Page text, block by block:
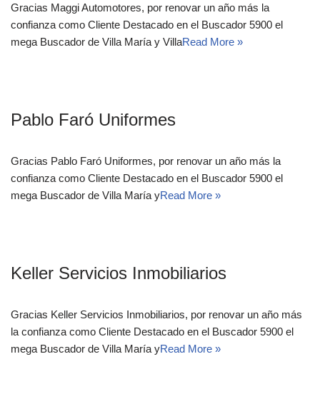
Gracias Maggi Automotores, por renovar un año más la
confianza como Cliente Destacado en el Buscador 5900 el
mega Buscador de Villa María y VillaRead More »
Pablo Faró Uniformes
Gracias Pablo Faró Uniformes, por renovar un año más la
confianza como Cliente Destacado en el Buscador 5900 el
mega Buscador de Villa María yRead More »
Keller Servicios Inmobiliarios
Gracias Keller Servicios Inmobiliarios, por renovar un año más
la confianza como Cliente Destacado en el Buscador 5900 el
mega Buscador de Villa María yRead More »